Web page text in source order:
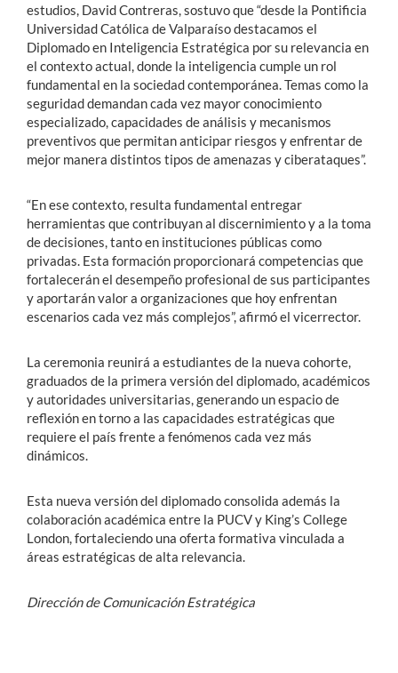
estudios, David Contreras, sostuvo que “desde la Pontificia
Universidad Católica de Valparaíso destacamos el
Diplomado en Inteligencia Estratégica por su relevancia en
el contexto actual, donde la inteligencia cumple un rol
fundamental en la sociedad contemporánea. Temas como la
seguridad demandan cada vez mayor conocimiento
especializado, capacidades de análisis y mecanismos
preventivos que permitan anticipar riesgos y enfrentar de
mejor manera distintos tipos de amenazas y ciberataques”.
“En ese contexto, resulta fundamental entregar
herramientas que contribuyan al discernimiento y a la toma
de decisiones, tanto en instituciones públicas como
privadas. Esta formación proporcionará competencias que
fortalecerán el desempeño profesional de sus participantes
y aportarán valor a organizaciones que hoy enfrentan
escenarios cada vez más complejos”, afirmó el vicerrector.
La ceremonia reunirá a estudiantes de la nueva cohorte,
graduados de la primera versión del diplomado, académicos
y autoridades universitarias, generando un espacio de
reflexión en torno a las capacidades estratégicas que
requiere el país frente a fenómenos cada vez más
dinámicos.
Esta nueva versión del diplomado consolida además la
colaboración académica entre la PUCV y King’s College
London, fortaleciendo una oferta formativa vinculada a
áreas estratégicas de alta relevancia.
Dirección de Comunicación Estratégica